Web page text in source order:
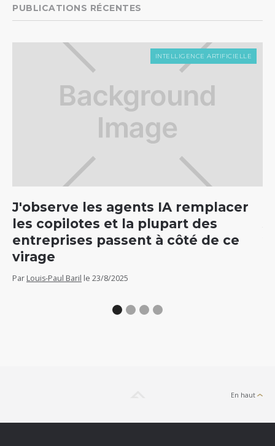
PUBLICATIONS RÉCENTES
INTELLIGENCE ARTIFICIELLE
J'observe les agents IA remplacer
les copilotes et la plupart des
entreprises passent à côté de ce
virage
Par Louis-Paul Baril le 23/8/2025
En haut